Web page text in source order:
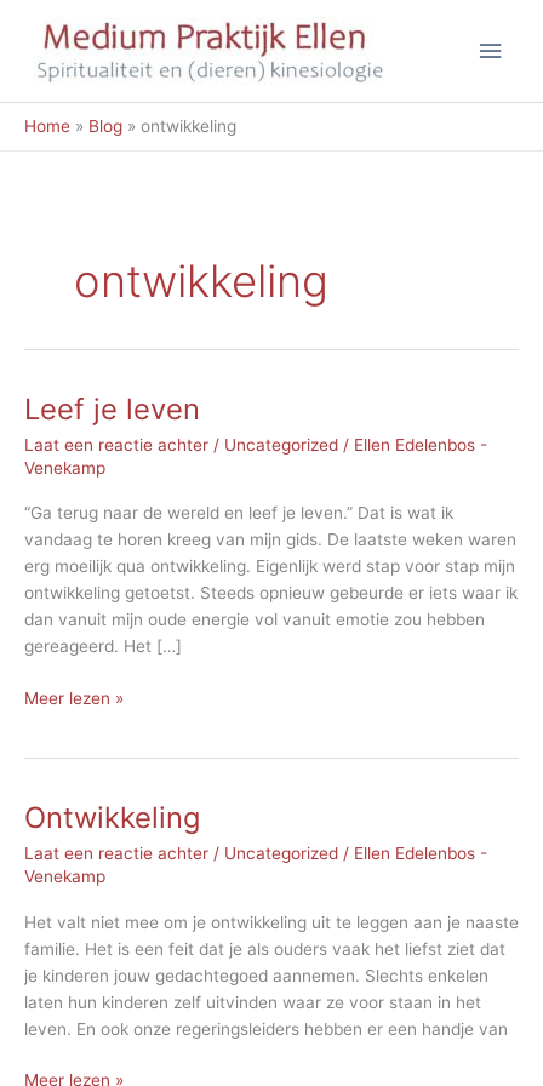
Home Blog ontwikkeling
ontwikkeling
Leef je leven
Laat een reactie achter / Uncategorized / Ellen Edelenbos -
Venekamp
“Ga terug naar de wereld en leef je leven.” Dat is wat ik
vandaag te horen kreeg van mijn gids. De laatste weken waren
erg moeilijk qua ontwikkeling. Eigenlijk werd stap voor stap mijn
ontwikkeling getoetst. Steeds opnieuw gebeurde er iets waar ik
dan vanuit mijn oude energie vol vanuit emotie zou hebben
gereageerd. Het […]
Leef
Meer lezen »
Ontwikkeling
Laat een reactie achter / Uncategorized / Ellen Edelenbos -
Venekamp
Het valt niet mee om je ontwikkeling uit te leggen aan je naaste
familie. Het is een feit dat je als ouders vaak het liefst ziet dat
je kinderen jouw gedachtegoed aannemen. Slechts enkelen
laten hun kinderen zelf uitvinden waar ze voor staan in het
leven. En ook onze regeringsleiders hebben er een handje van
Ontwikkeling
Meer lezen »